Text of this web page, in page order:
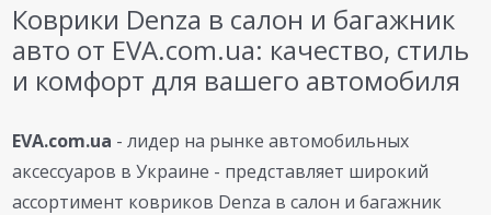
Коврики Denza в салон и багажник
авто от EVA.com.ua: качество, стиль
и комфорт для вашего автомобиля
EVA.com.ua - лидер на рынке автомобильных
аксессуаров в Украине - представляет широкий
ассортимент ковриков Denza в салон и багажник